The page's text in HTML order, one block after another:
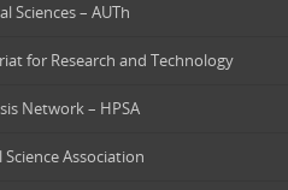
Sciences – AUTh
for Research and Technology
Network – HPSA
Association